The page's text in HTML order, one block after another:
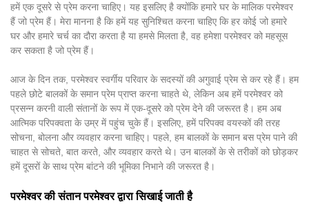
हमें एक दूसरे से प्रेम करना चाहिए। यह इसलिए है क्योंकि हमारे घर के मालिक परमेश्वर
हैं जो प्रेम हैं। मेरा मानना है कि हमें यह सुनिश्चित करना चाहिए कि हर कोई जो हमारे
घर और हमारे चर्च का दौरा करता है या हमसे मिलता है, वह हमेशा परमेश्वर को महसूस
कर सकता है जो प्रेम हैं।
आज के दिन तक, परमेश्वर स्वर्गीय परिवार के सदस्यों की अगुवाई प्रेम से कर रहे हैं। हम
पहले छोटे बालकों के समान प्रेम प्राप्त करना चाहते थे, लेकिन अब हमें परमेश्वर को
प्रसन्न करनी वाली संतानों के रूप में एक-दूसरे को प्रेम देने की जरूरत है। हम अब
आत्मिक परिपक्वता के उम्र में पहुंच चुके हैं। इसलिए, हमें परिपक्व वयस्कों की तरह
सोचना, बोलना और व्यवहार करना चाहिए। पहले, हम बालकों के समान बस प्रेम पाने की
चाहत से सोचते, बात करते, और व्यवहार करते थे। उन बालकों के से तरीकों को छोड़कर
हमें दूसरों के साथ प्रेम बांटने की भूमिका निभाने की जरूरत है।
परमेश्वर की संतान परमेश्वर द्वारा सिखाई जाती है